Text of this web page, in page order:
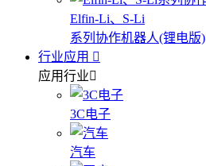
Elfin-Li、S-Li
系列协作机器人(锂电版)
行业应用
应用行业
3C电子
汽车